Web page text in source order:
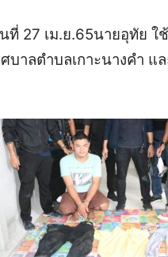
ที่ 27 เม.ย.65นายอุทัย ใ
าลตำบลเกาะนางคำ แ